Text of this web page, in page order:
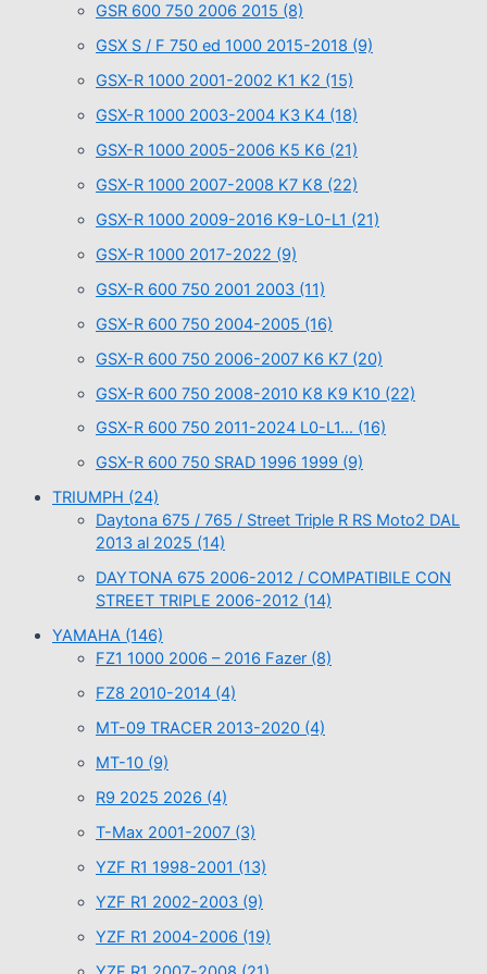
GSR 600 750 2006 2015 (8)
GSX S / F 750 ed 1000 2015-2018 (9)
GSX-R 1000 2001-2002 K1 K2 (15)
GSX-R 1000 2003-2004 K3 K4 (18)
GSX-R 1000 2005-2006 K5 K6 (21)
GSX-R 1000 2007-2008 K7 K8 (22)
GSX-R 1000 2009-2016 K9-L0-L1 (21)
GSX-R 1000 2017-2022 (9)
GSX-R 600 750 2001 2003 (11)
GSX-R 600 750 2004-2005 (16)
GSX-R 600 750 2006-2007 K6 K7 (20)
GSX-R 600 750 2008-2010 K8 K9 K10 (22)
GSX-R 600 750 2011-2024 L0-L1… (16)
GSX-R 600 750 SRAD 1996 1999 (9)
TRIUMPH (24)
Daytona 675 / 765 / Street Triple R RS Moto2 DAL
2013 al 2025 (14)
DAYTONA 675 2006-2012 / COMPATIBILE CON
STREET TRIPLE 2006-2012 (14)
YAMAHA (146)
FZ1 1000 2006 – 2016 Fazer (8)
FZ8 2010-2014 (4)
MT-09 TRACER 2013-2020 (4)
MT-10 (9)
R9 2025 2026 (4)
T-Max 2001-2007 (3)
YZF R1 1998-2001 (13)
YZF R1 2002-2003 (9)
YZF R1 2004-2006 (19)